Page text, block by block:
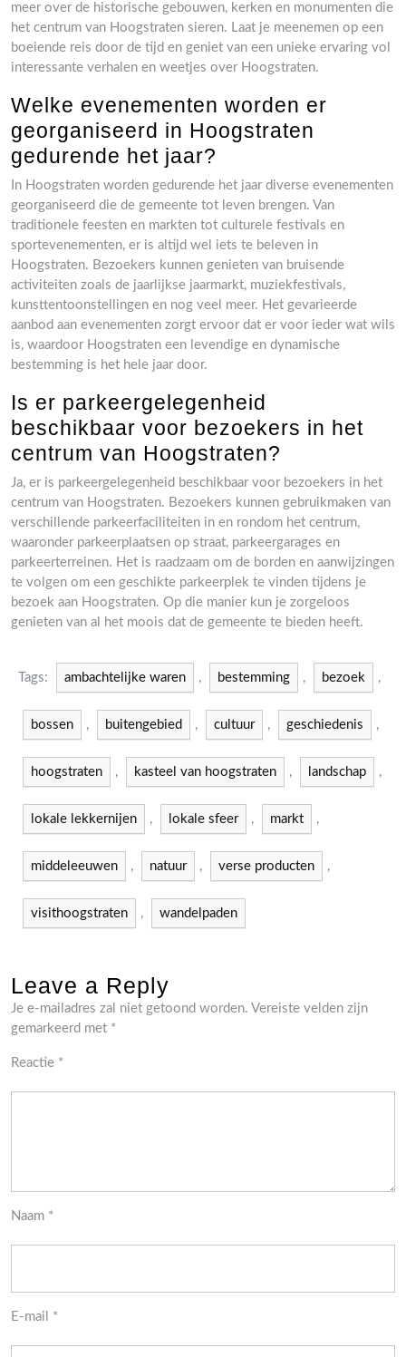
meer over de historische gebouwen, kerken en monumenten die
het centrum van Hoogstraten sieren. Laat je meenemen op een
boeiende reis door de tijd en geniet van een unieke ervaring vol
interessante verhalen en weetjes over Hoogstraten.
Welke evenementen worden er
georganiseerd in Hoogstraten
gedurende het jaar?
In Hoogstraten worden gedurende het jaar diverse evenementen
georganiseerd die de gemeente tot leven brengen. Van
traditionele feesten en markten tot culturele festivals en
sportevenementen, er is altijd wel iets te beleven in
Hoogstraten. Bezoekers kunnen genieten van bruisende
activiteiten zoals de jaarlijkse jaarmarkt, muziekfestivals,
kunsttentoonstellingen en nog veel meer. Het gevarieerde
aanbod aan evenementen zorgt ervoor dat er voor ieder wat wils
is, waardoor Hoogstraten een levendige en dynamische
bestemming is het hele jaar door.
Is er parkeergelegenheid
beschikbaar voor bezoekers in het
centrum van Hoogstraten?
Ja, er is parkeergelegenheid beschikbaar voor bezoekers in het
centrum van Hoogstraten. Bezoekers kunnen gebruikmaken van
verschillende parkeerfaciliteiten in en rondom het centrum,
waaronder parkeerplaatsen op straat, parkeergarages en
parkeerterreinen. Het is raadzaam om de borden en aanwijzingen
te volgen om een geschikte parkeerplek te vinden tijdens je
bezoek aan Hoogstraten. Op die manier kun je zorgeloos
genieten van al het moois dat de gemeente te bieden heeft.
Tags: ambachtelijke waren , bestemming , bezoek ,
bossen , buitengebied , cultuur , geschiedenis ,
hoogstraten , kasteel van hoogstraten , landschap ,
lokale lekkernijen , lokale sfeer , markt ,
middeleeuwen , natuur , verse producten ,
visithoogstraten , wandelpaden
Leave a Reply
Je e-mailadres zal niet getoond worden. Vereiste velden zijn
gemarkeerd met *
Reactie *
Naam *
E-mail *